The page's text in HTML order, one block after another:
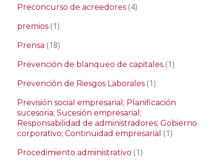
Preconcurso de acreedores (4)
premios (1)
Prensa (18)
Prevención de blanqueo de capitales (1)
Prevención de Riesgos Laborales (1)
Previsión social empresarial; Planificación
sucesoria; Sucesión empresarial;
Responsabilidad de administradores; Gobierno
corporativo; Continuidad empresarial (1)
Procedimiento administrativo (1)